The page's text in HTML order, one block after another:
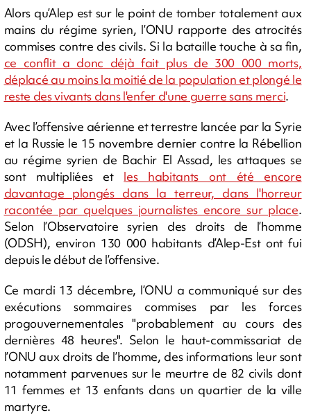
Alors qu’Alep est sur le point de tomber totalement aux
mains du régime syrien, l’ONU rapporte des atrocités
commises contre des civils. Si la bataille touche à sa fin,
ce conflit a donc déjà fait plus de 300 000 morts,
déplacé au moins la moitié de la population et plongé le
reste des vivants dans l'enfer d'une guerre sans merci.
Avec l’offensive aérienne et terrestre lancée par la Syrie
et la Russie le 15 novembre dernier contre la Rébellion
au régime syrien de Bachir El Assad, les attaques se
sont multipliées et les habitants ont été encore
davantage plongés dans la terreur, dans l'horreur
racontée par quelques journalistes encore sur place.
Selon l’Observatoire syrien des droits de l’homme
(ODSH), environ 130 000 habitants d’Alep-Est ont fui
depuis le début de l’offensive.
Ce mardi 13 décembre, l’ONU a communiqué sur des
exécutions sommaires commises par les forces
progouvernementales "probablement au cours des
dernières 48 heures". Selon le haut-commissariat de
l’ONU aux droits de l’homme, des informations leur sont
notamment parvenues sur le meurtre de 82 civils dont
11 femmes et 13 enfants dans un quartier de la ville
martyre.